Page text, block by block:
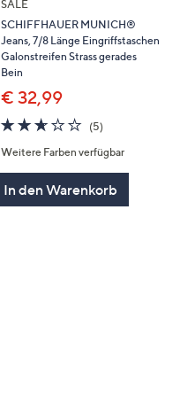
SALE
SCHIFFHAUER MUNICH®
Jeans, 7/8 Länge Eingriffstaschen
Galonstreifen Strass gerades
Bein
€ 32,99
2.6
von
5
(5)5
Weitere Farben verfügbar
In den Warenkorb